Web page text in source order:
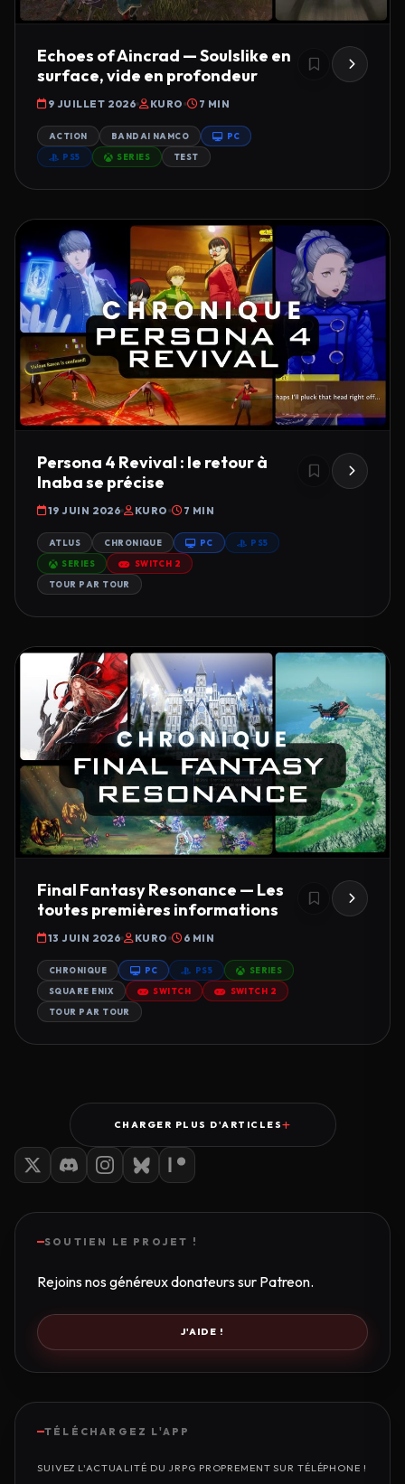
Echoes of Aincrad — Soulslike en
surface, vide en profondeur
9 JUILLET 2026 KURO 7 MIN
ACTION BANDAI NAMCO PC
PS5 SERIES TEST
Persona 4 Revival : le retour à
Inaba se précise
19 JUIN 2026 KURO 7 MIN
ATLUS CHRONIQUE PC PS5
SERIES SWITCH 2
TOUR PAR TOUR
Final Fantasy Resonance — Les
toutes premières informations
13 JUIN 2026 KURO 6 MIN
CHRONIQUE PC PS5 SERIES
SQUARE ENIX SWITCH SWITCH 2
TOUR PAR TOUR
CHARGER PLUS D'ARTICLES
SOUTIEN LE PROJET !
Rejoins nos généreux donateurs sur Patreon.
J'AIDE !
TÉLÉCHARGEZ L'APP
SUIVEZ L'ACTUALITÉ DU JRPG PROPREMENT SUR TÉLÉPHONE !